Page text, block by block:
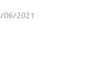
06/2021